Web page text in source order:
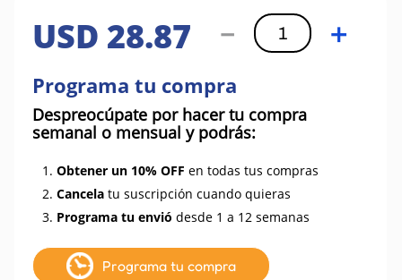
USD 28.87 ＋
－
Programa tu compra
Despreocúpate por hacer tu compra
semanal o mensual y podrás:
1. Obtener un 10% OFF en todas tus compras
2. Cancela tu suscripción cuando quieras
3. Programa tu envió desde 1 a 12 semanas
Programa tu compra